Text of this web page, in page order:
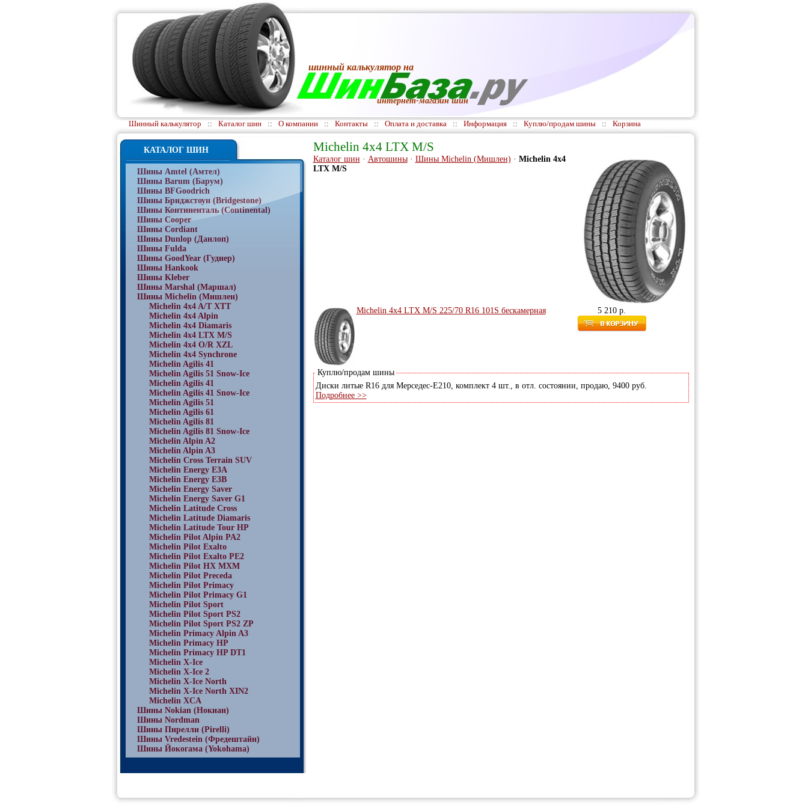
шинный калькуляторна
интернет-магазин шин
Шинный калькулятор :: Каталог шин :: О компании :: Контакты :: Оплата и доставка :: Информация :: Куплю/продам шины :: Корзина
КАТАЛОГ ШИН
Шины Amtel (Амтел)
Шины Barum (Барум)
Шины BFGoodrich
Шины Бриджстоун (Bridgestone)
Шины Континенталь (Continental)
Шины Cooper
Шины Cordiant
Шины Dunlop (Данлоп)
Шины Fulda
Шины GoodYear (Гудиер)
Шины Hankook
Шины Kleber
Шины Marshal (Маршал)
Шины Michelin (Мишлен)
Michelin 4x4 A/T XTT
Michelin 4x4 Alpin
Michelin 4x4 Diamaris
Michelin 4x4 LTX M/S
Michelin 4x4 O/R XZL
Michelin 4x4 Synchrone
Michelin Agilis 41
Michelin Agilis 51 Snow-Ice
Michelin Agilis 41
Michelin Agilis 41 Snow-Ice
Michelin Agilis 51
Michelin Agilis 61
Michelin Agilis 81
Michelin Agilis 81 Snow-Ice
Michelin Alpin A2
Michelin Alpin A3
Michelin Cross Terrain SUV
Michelin Energy E3A
Michelin Energy E3B
Michelin Energy Saver
Michelin Energy Saver G1
Michelin Latitude Cross
Michelin Latitude Diamaris
Michelin Latitude Tour HP
Michelin Pilot Alpin PA2
Michelin Pilot Exalto
Michelin Pilot Exalto PE2
Michelin Pilot HX MXM
Michelin Pilot Preceda
Michelin Pilot Primacy
Michelin Pilot Primacy G1
Michelin Pilot Sport
Michelin Pilot Sport PS2
Michelin Pilot Sport PS2 ZP
Michelin Primacy Alpin A3
Michelin Primacy HP
Michelin Primacy HP DT1
Michelin X-Ice
Michelin X-Ice 2
Michelin X-Ice North
Michelin X-Ice North XIN2
Michelin XCA
Шины Nokian (Нокиан)
Шины Nordman
Шины Пирелли (Pirelli)
Шины Vredestein (Фредештайн)
Шины Йокогама (Yokohama)
Michelin 4x4 LTX M/S
Каталог шин · Автошины· Шины Michelin (Мишлен) · Michelin 4x4
LTX M/S
Michelin 4x4 LTX M/S 225/70 R16 101S бескамерная 5 210 р.
Куплю/продам шины
Диски литые R16 для Мерседес-E210, комплект 4 шт., в отл. состоянии, продаю, 9400 руб.
Подробнее >>